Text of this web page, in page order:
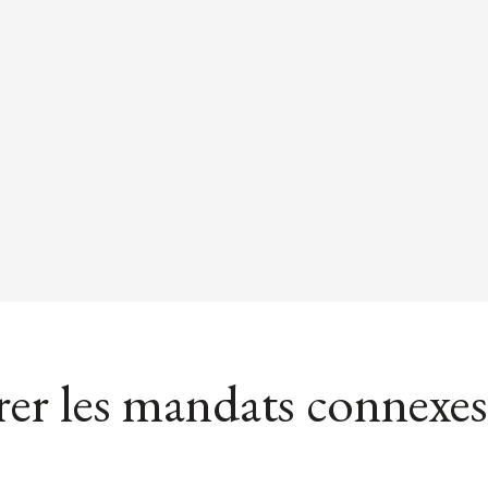
les mandats connexes